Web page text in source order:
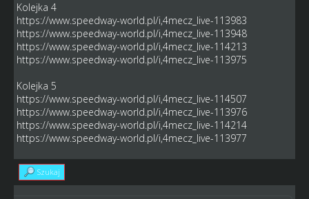
Kolejka 4
https://www.speedway-world.pl/i,4mecz_live-113983
https://www.speedway-world.pl/i,4mecz_live-113948
https://www.speedway-world.pl/i,4mecz_live-114213
https://www.speedway-world.pl/i,4mecz_live-113975
Kolejka 5
https://www.speedway-world.pl/i,4mecz_live-114507
https://www.speedway-world.pl/i,4mecz_live-113976
https://www.speedway-world.pl/i,4mecz_live-114214
https://www.speedway-world.pl/i,4mecz_live-113977
Szukaj